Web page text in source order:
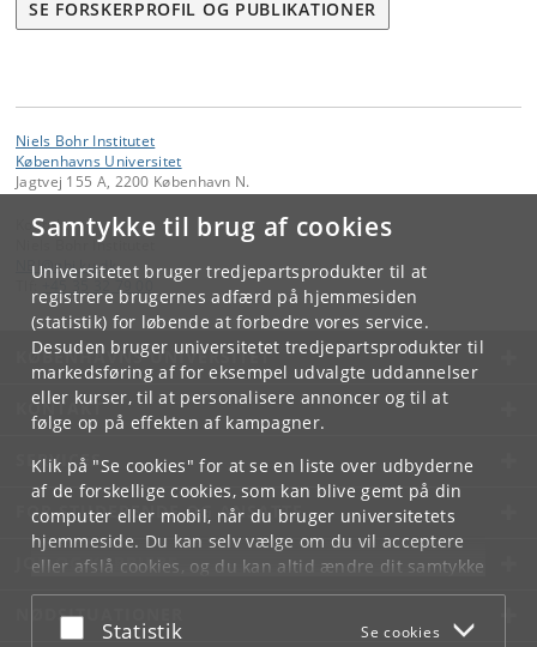
Samtykke til brug af cookies
Universitetet bruger tredjepartsprodukter til at
registrere brugernes adfærd på hjemmesiden
(statistik) for løbende at forbedre vores service.
Desuden bruger universitetet tredjepartsprodukter til
markedsføring af for eksempel udvalgte uddannelser
eller kurser, til at personalisere annoncer og til at
følge op på effekten af kampagner.
Klik på "Se cookies" for at se en liste over udbyderne
af de forskellige cookies, som kan blive gemt på din
computer eller mobil, når du bruger universitetets
hjemmeside. Du kan selv vælge om du vil acceptere
eller afslå cookies, og du kan altid ændre dit samtykke
underCookie- og privatlivspolitiksom du finder i
bunden af hver side.
Acceptér eller afslå
Statistik Se cookies
SE FORSKERPROFIL OG PUBLIKATIONER
Niels Bohr Institutet
Københavns Universitet
Jagtvej 155 A, 2200 København N.
Kontakt:
Niels Bohr Institutet
NBI@ nbi ku.dk
KØBENHAVNS UNIVERSITET
KONTAKT
SERVICES
FOR STUDERENDE OG ANSATTE
JOB OG KARRIERE
NØDSITUATIONER